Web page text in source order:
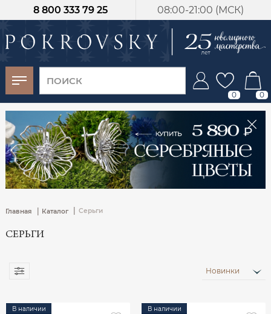
08:00-21:00 (МСК)
8 800 333 79 25
0 0
Главная | Каталог Серьги
СЕРЬГИ
Новинки
В наличии В наличии
-30%
от 15 дней с
момента оплаты